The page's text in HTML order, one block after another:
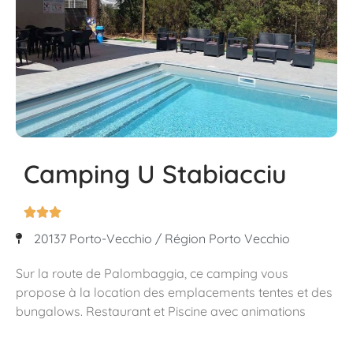
Camping U Stabiacciu

20137 Porto-Vecchio / Région Porto Vecchio
Sur la route de Palombaggia, ce camping vous
propose à la location des emplacements tentes et des
bungalows. Restaurant et Piscine avec animations